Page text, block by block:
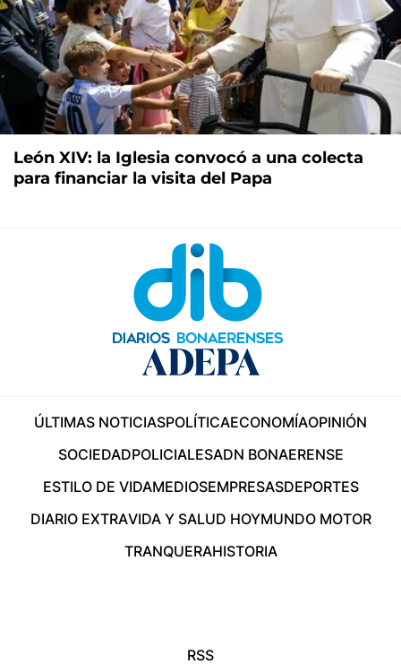
León XIV: la Iglesia convocó a una colecta
para financiar la visita del Papa
ÚLTIMAS NOTICIASPOLÍTICAECONOMÍAOPINIÓN
SOCIEDADPOLICIALESADN BONAERENSE
ESTILO DE VIDAMEDIOSEMPRESASDEPORTES
DIARIO EXTRAVIDA Y SALUD HOYMUNDO MOTOR
TRANQUERAHISTORIA
RSS